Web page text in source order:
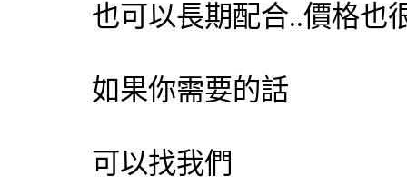
也可以長期配合..價格也
如果你需要的話
可以找我們